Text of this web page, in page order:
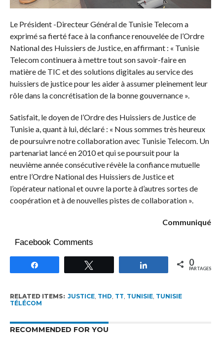
Le Président -Directeur Général de Tunisie Telecom a
exprimé sa fierté face à la confiance renouvelée de l’Ordre
National des Huissiers de Justice, en affirmant : « Tunisie
Telecom continuera à mettre tout son savoir-faire en
matière de TIC et des solutions digitales au service des
huissiers de justice pour les aider à assumer pleinement leur
rôle dans la concrétisation de la bonne gouvernance ».
Satisfait, le doyen de l’Ordre des Huissiers de Justice de
Tunisie a, quant à lui, déclaré : « Nous sommes très heureux
de poursuivre notre collaboration avec Tunisie Telecom. Un
partenariat lancé en 2010 et qui se poursuit pour la
neuvième année consécutive révèle la confiance mutuelle
entre l’Ordre National des Huissiers de Justice et
l’opérateur national et ouvre la porte à d’autres sortes de
coopération et à de nouvelles pistes de collaboration ».
Communiqué
Facebook Comments
Partagez 0
PARTAGES
RELATED ITEMS: JUSTICE, THD, TT, TUNISIE, TUNISIE
TÉLÉCOM
RECOMMENDED FOR YOU